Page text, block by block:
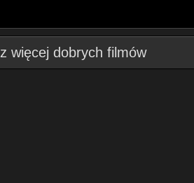
więcej dobrych filmów